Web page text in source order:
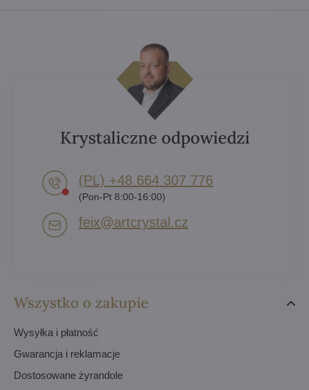
Wszystko o zakupie
Wysyłka i płatność
Gwarancja i reklamacje
Dostosowane żyrandole
Krystaliczne odpowiedzi
(PL) +48 664 307 776
(Pon-Pt 8:00-16:00)
feix​@artcrystal​.cz